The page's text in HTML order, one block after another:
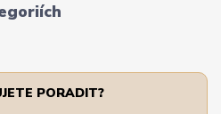
PORADIT?